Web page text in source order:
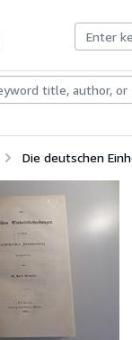
Rare Books
Die deutschen